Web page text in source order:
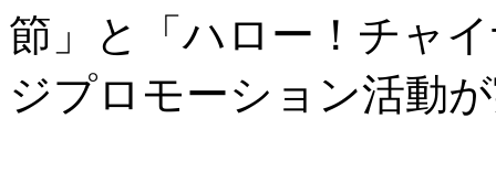
節」と「ハロー！チャ
ジプロモーション活動